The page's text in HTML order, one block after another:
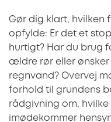
Gør dig klart, hvilken
opfylde: Er det et
hurtigt? Har du brug
ældre rør eller ønsker
regnvand? Overvej
forhold til grundens
rådgivning om,
imødekommer